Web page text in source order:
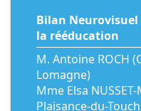
Bilan
la rééducation
M. Antoine ROCH
Lomagne)
Mme Elsa
Plaisance-du-